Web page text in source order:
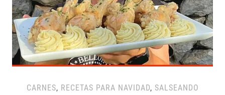
CARNES, RECETAS PARA NAVIDAD, SALSEANDO